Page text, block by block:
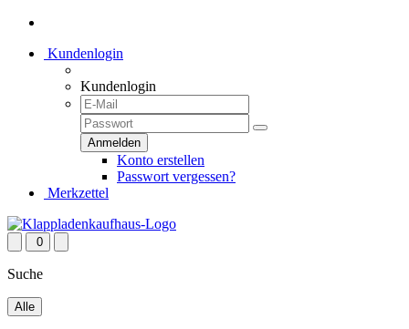
Kundenlogin
Kundenlogin
Konto erstellen
Passwort vergessen?
Merkzettel
0
Suche
Alle